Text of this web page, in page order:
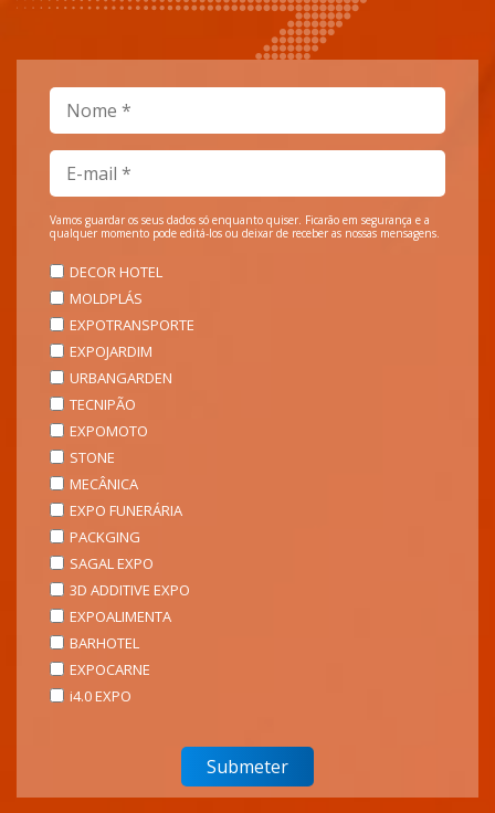
Vamos guardar os seus dados só enquanto quiser. Ficarão em segurança e a
qualquer momento pode editá-los ou deixar de receber as nossas mensagens.
DECOR HOTEL
MOLDPLÁS
EXPOTRANSPORTE
EXPOJARDIM
URBANGARDEN
TECNIPÃO
EXPOMOTO
STONE
MECÂNICA
EXPO FUNERÁRIA
PACKGING
SAGAL EXPO
3D ADDITIVE EXPO
EXPOALIMENTA
BARHOTEL
EXPOCARNE
i4.0 EXPO